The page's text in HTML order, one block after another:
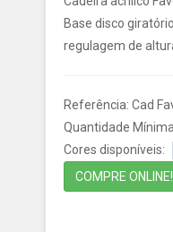
Base disco
regulagem de
Referência: Cad
Quantidade
Cores disponíveis:
COMPRE ONLINE!